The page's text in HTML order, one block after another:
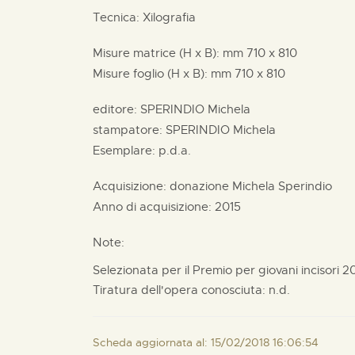
Tecnica: Xilografia
Misure matrice (H x B): mm 710 x 810
Misure foglio (H x B): mm 710 x 810
editore: SPERINDIO Michela
stampatore: SPERINDIO Michela
Esemplare: p.d.a.
Acquisizione: donazione Michela Sperindio
Anno di acquisizione: 2015
Note:
Selezionata per il Premio per giovani incisori
Tiratura dell'opera conosciuta: n.d.
Scheda aggiornata al: 15/02/2018 16:06:54